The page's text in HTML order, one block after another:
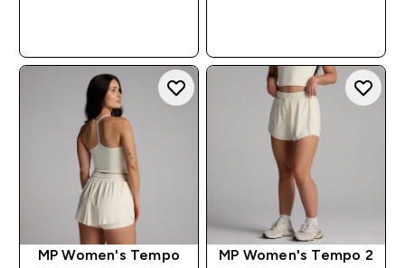
MP Women's Tempo
MP Women's Tempo 2